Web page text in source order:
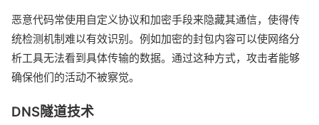
恶意代码常使用自定义协议和加密手段来隐藏其通信，使得传
统检测机制难以有效识别。例如加密的封包内容可以使网络分
析工具无法看到具体传输的数据。通过这种方式，攻击者能够
确保他们的活动不被察觉。
DNS隧道技术